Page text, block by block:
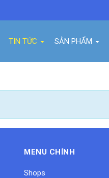
TIN TỨC SẢN PHẨM
MENU CHÍNH
Shops